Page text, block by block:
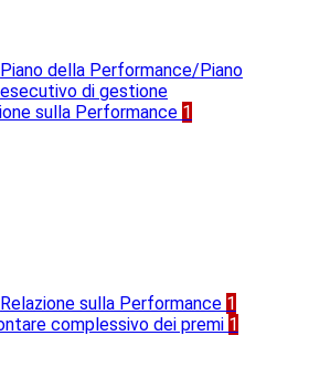
Piano della Performance/Piano
esecutivo di gestione
sulla Performance 1
Relazione sulla Performance 1
complessivo dei premi 1